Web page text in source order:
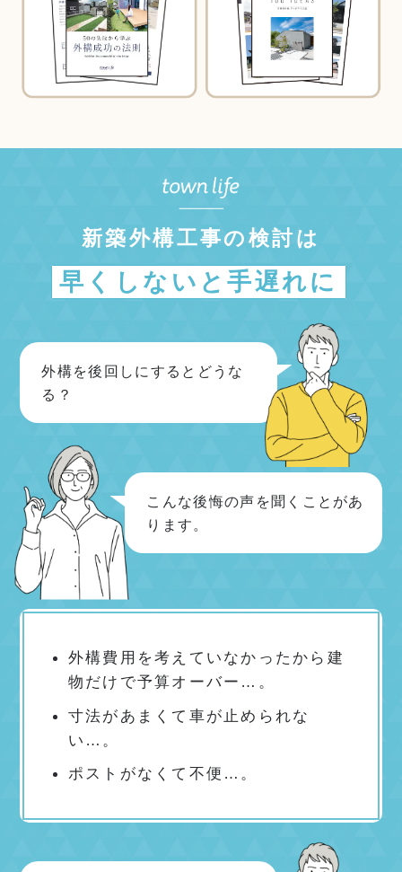
新築外構工事の検討は
早くしないと手遅れに
外構を後回しにするとどうな
る？
こんな後悔の声を聞くことがあ
ります。
外構費用を考えていなかったから建
物だけで予算オーバー…。
寸法があまくて車が止められな
い…。
ポストがなくて不便…。